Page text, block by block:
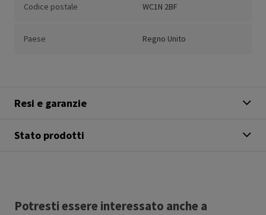
Codice postale WC1N 2BF
Paese Regno Unito
Resi e garanzie
Stato prodotti
Potresti essere interessato anche a